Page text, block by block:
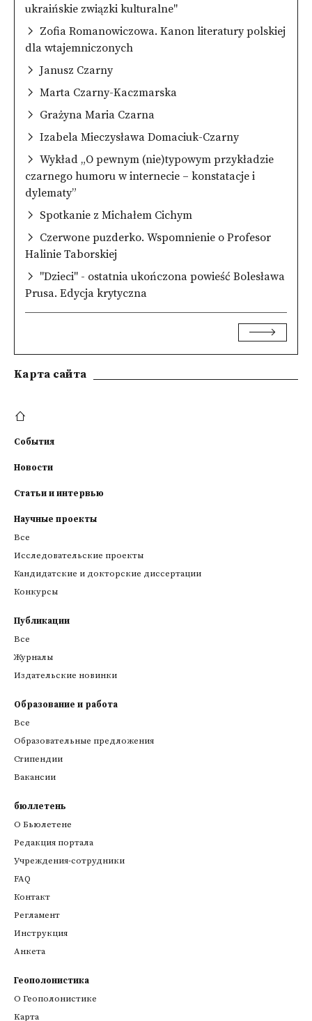
ukraińskie związki kulturalne"
Zofia Romanowiczowa. Kanon literatury polskiej
dla wtajemniczonych
Janusz Czarny
Marta Czarny-Kaczmarska
Grażyna Maria Czarna
Izabela Mieczysława Domaciuk-Czarny
Wykład „O pewnym (nie)typowym przykładzie
czarnego humoru w internecie – konstatacje i
dylematy”
Spotkanie z Michałem Cichym
Czerwone puzderko. Wspomnienie o Profesor
Halinie Taborskiej
"Dzieci" - ostatnia ukończona powieść Bolesława
Prusa. Edycja krytyczna
Kарта сайта
События
Новости
Статьи и интервью
Научные проекты
Все
Исследовательские проекты
Кандидатские и докторские диссертации
Конкурсы
Публикации
Все
Журналы
Издательские новинки
Образование и работа
Все
Образовательные предложения
Стипендии
Вакансии
бюллетень
О Бьюлетене
Редакция портала
Учреждения-сотрудники
FAQ
Контакт
Регламент
Инструкция
Анкета
Геополонистика
О Геополонистике
Kарта